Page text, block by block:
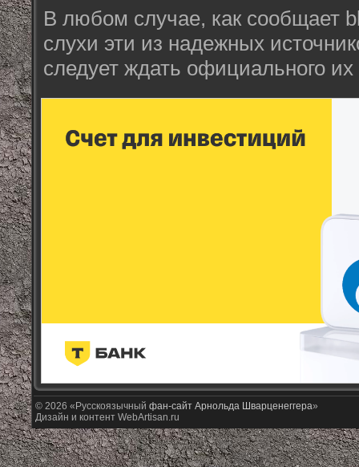
В любом случае, как сообщает
слухи эти из надежных
следует ждать официального
© 2026 «Русскоязычный фан-сайт Арнольда Шварценеггера»
Дизайн и контент WebArtisan.ru